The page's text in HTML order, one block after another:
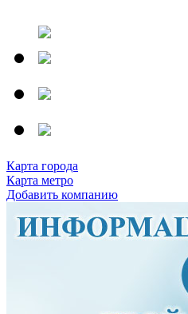
Карта города
Карта метро
Добавить компанию